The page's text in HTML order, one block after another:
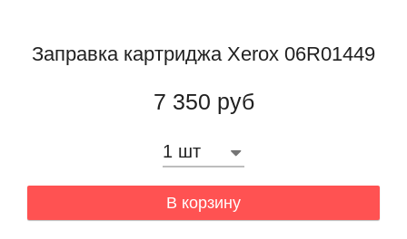
Заправка картриджа Xerox 06R01449
7 350 руб
В корзину